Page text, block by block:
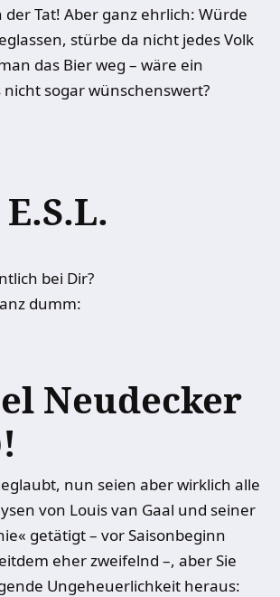
Tat! Aber ganz ehrlich: Würde
stürbe da nicht jedes Volk
das Bier weg – wäre ein
nicht sogar wünschenswert?
bei Dir?
dumm:
Neudecker
nun seien aber wirklich alle
von Louis van Gaal und seiner
getätigt – vor Saisonbeginn
eher zweifelnd –, aber Sie
Ungeheuerlichkeit heraus: